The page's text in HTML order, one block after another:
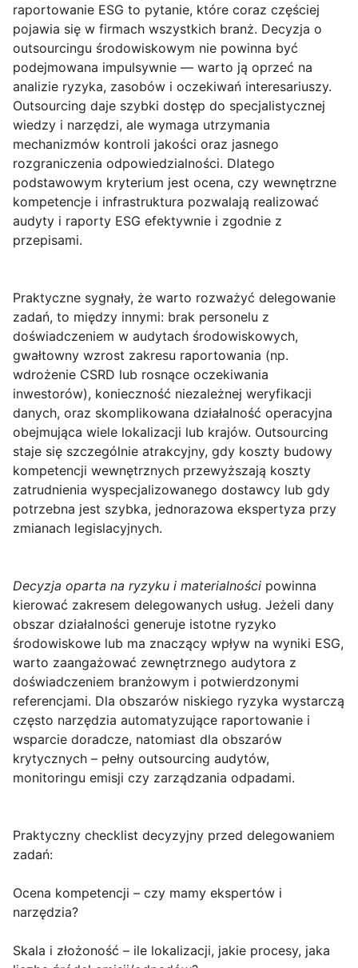
raportowanie ESG to pytanie, które coraz częściej
pojawia się w firmach wszystkich branż. Decyzja o
outsourcingu środowiskowym nie powinna być
podejmowana impulsywnie — warto ją oprzeć na
analizie ryzyka, zasobów i oczekiwań interesariuszy.
Outsourcing daje szybki dostęp do specjalistycznej
wiedzy i narzędzi, ale wymaga utrzymania
mechanizmów kontroli jakości oraz jasnego
rozgraniczenia odpowiedzialności. Dlatego
podstawowym kryterium jest ocena, czy wewnętrzne
kompetencje i infrastruktura pozwalają realizować
audyty i raporty ESG efektywnie i zgodnie z
przepisami.
Praktyczne sygnały, że warto rozważyć delegowanie
zadań, to między innymi: brak personelu z
doświadczeniem w audytach środowiskowych,
gwałtowny wzrost zakresu raportowania (np.
wdrożenie CSRD lub rosnące oczekiwania
inwestorów), konieczność niezależnej weryfikacji
danych, oraz skomplikowana działalność operacyjna
obejmująca wiele lokalizacji lub krajów. Outsourcing
staje się szczególnie atrakcyjny, gdy koszty budowy
kompetencji wewnętrznych przewyższają koszty
zatrudnienia wyspecjalizowanego dostawcy lub gdy
potrzebna jest szybka, jednorazowa ekspertyza przy
zmianach legislacyjnych.
Decyzja oparta na ryzyku i materialności powinna
kierować zakresem delegowanych usług. Jeżeli dany
obszar działalności generuje istotne ryzyko
środowiskowe lub ma znaczący wpływ na wyniki ESG,
warto zaangażować zewnętrznego audytora z
doświadczeniem branżowym i potwierdzonymi
referencjami. Dla obszarów niskiego ryzyka wystarczą
często narzędzia automatyzujące raportowanie i
wsparcie doradcze, natomiast dla obszarów
krytycznych – pełny outsourcing audytów,
monitoringu emisji czy zarządzania odpadami.
Praktyczny checklist decyzyjny przed delegowaniem
zadań:
Ocena kompetencji – czy mamy ekspertów i
narzędzia?
Skala i złożoność – ile lokalizacji, jakie procesy, jaka